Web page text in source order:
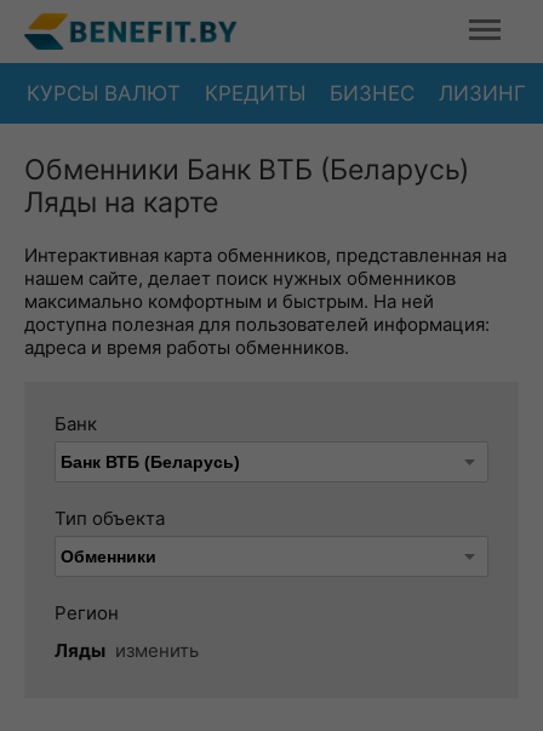
КУРСЫ ВАЛЮТ КРЕДИТЫ БИЗНЕС ЛИЗИНГ
Обменники Банк ВТБ (Беларусь)
Ляды на карте
Интерактивная карта обменников, представленная на
нашем сайте, делает поиск нужных обменников
максимально комфортным и быстрым. На ней
доступна полезная для пользователей информация:
адреса и время работы обменников.
Банк
Тип объекта
Регион
Ляды изменить